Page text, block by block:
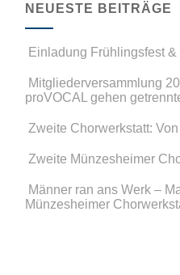
NEUESTE BEITRÄGE
Einladung Frühlingsfest
Mitgliederversammlung
proVOCAL gehen
Zweite Chorwerkstatt:
Zweite Münzesheimer
Männer ran ans Werk –
Münzesheimer